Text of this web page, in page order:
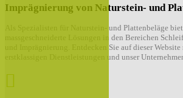
Imprägnierung von Naturstein- und
Als Spezialisten für Naturstein- und Plattenbeläge
massgeschneiderte Lösungen in den Bereichen
und Imprägnierung. Entdecken Sie auf dieser Website
erstklassigen Dienstleistungen und unser